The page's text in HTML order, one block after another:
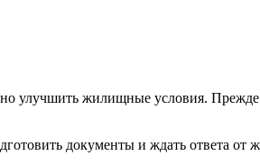
улучшить жилищные условия. Прежде
документы и ждать ответа от